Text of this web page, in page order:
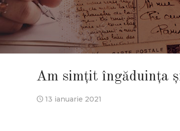
Am simțit îngăduința
13 ianuarie 2021